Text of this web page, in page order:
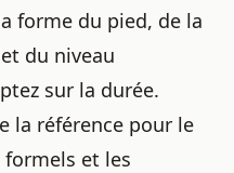
forme du pied, de la
du niveau
sur la durée.
la référence pour le
formels et les